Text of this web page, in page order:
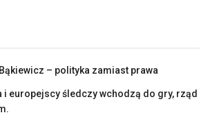
– polityka zamiast prawa
i europejscy śledczy wchodzą do gry, rząd